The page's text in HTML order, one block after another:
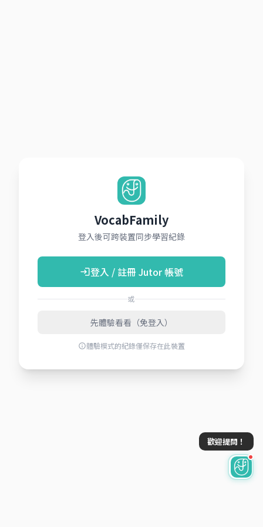
VocabFamily
登入後可跨裝置同步學習紀錄
login登入 / 註冊 Jutor 帳號
或
先體驗看看（免登入）
info體驗模式的紀錄僅保存在此裝置
歡迎提問！